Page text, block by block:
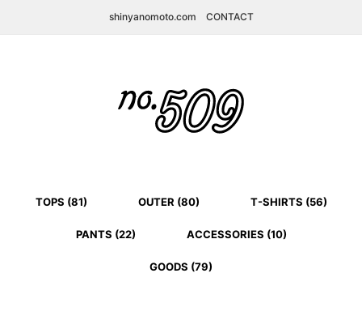
shinyanomoto.com CONTACT
TOPS (81) OUTER (80) T-SHIRTS (56)
PANTS (22) ACCESSORIES (10)
GOODS (79)